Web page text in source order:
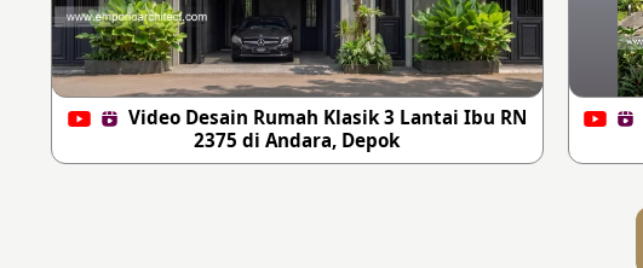
Video Desain Rumah Klasik 3 Lantai Ibu RN
2375 di Andara, Depok